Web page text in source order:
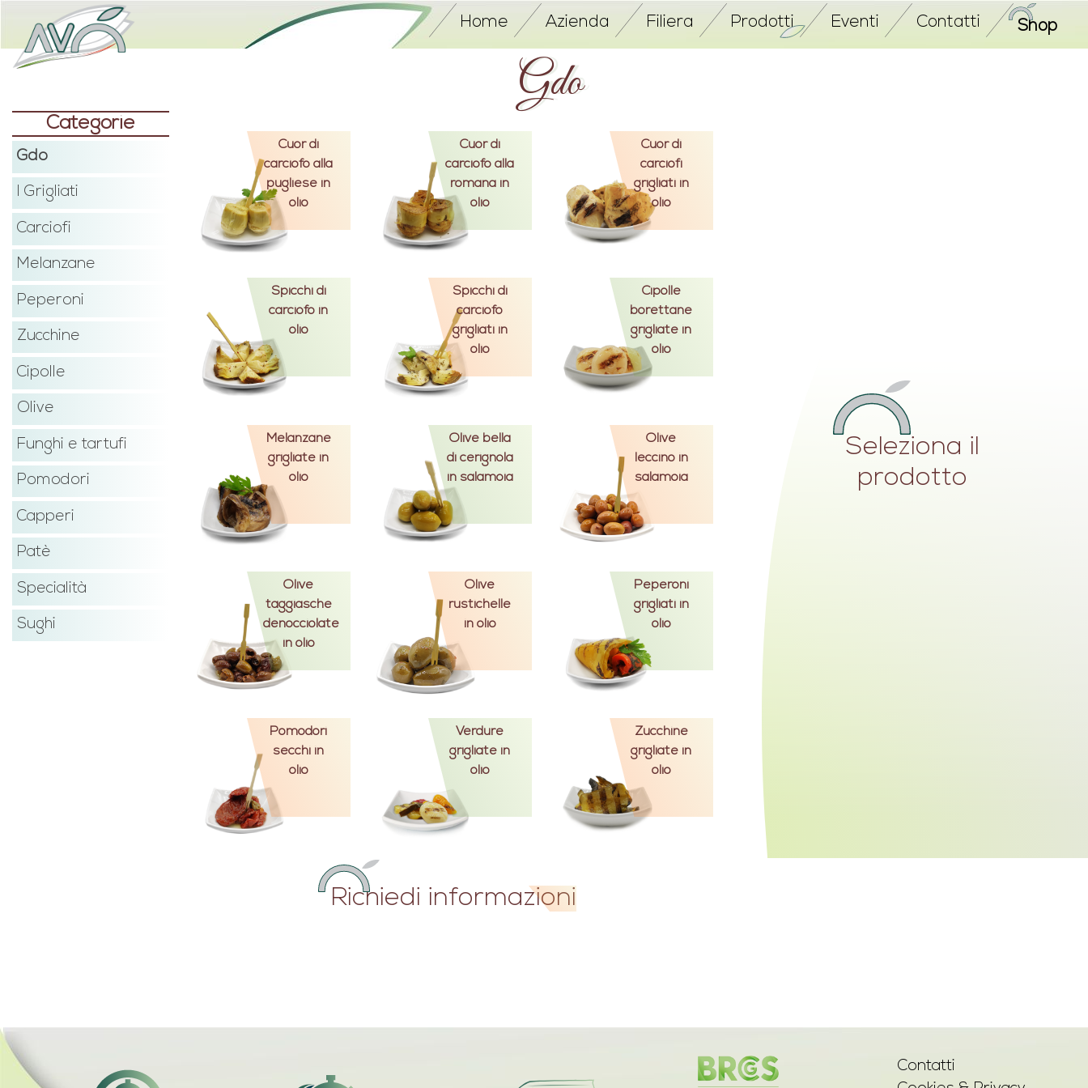
Home Azienda Filiera Prodotti Eventi Contatti Shop
Gdo
Categorie
Gdo
I Grigliati
Carciofi
Melanzane
Peperoni
Zucchine
Cipolle
Olive
Funghi e tartufi
Pomodori
Capperi
Patè
Specialità
Sughi
Cuor di
carciofo alla
pugliese in
olio
Cuor di
carciofo alla
romana in
olio
Cuor di
carciofi
grigliati in
olio
Spicchi di
carciofo in
olio
Spicchi di
carciofo
grigliati in
olio
Cipolle
borettane
grigliate in
olio
Melanzane
grigliate in
olio
Olive bella
di cerignola
in salamoia
Olive
leccino in
salamoia
Olive
taggiasche
denocciolate
in olio
Olive
rustichelle
in olio
Peperoni
grigliati in
olio
Pomodori
secchi in
olio
Verdure
grigliate in
olio
Zucchine
grigliate in
olio
Richiedi informazioni
Seleziona il
prodotto
Contatti